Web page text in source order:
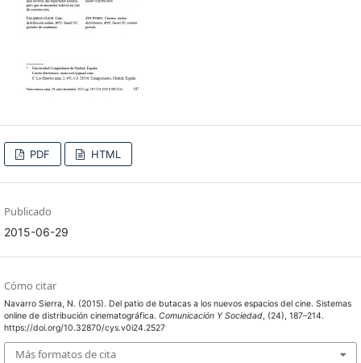
PDF HTML
Publicado
2015-06-29
Cómo citar
Navarro Sierra, N. (2015). Del patio de butacas a los nuevos espacios del cine. Sistemas
online de distribución cinematográfica. Comunicación Y Sociedad, (24), 187–214.
https://doi.org/10.32870/cys.v0i24.2527
Más formatos de cita